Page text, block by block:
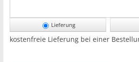
Lieferung
kostenfreie Lieferung bei einer